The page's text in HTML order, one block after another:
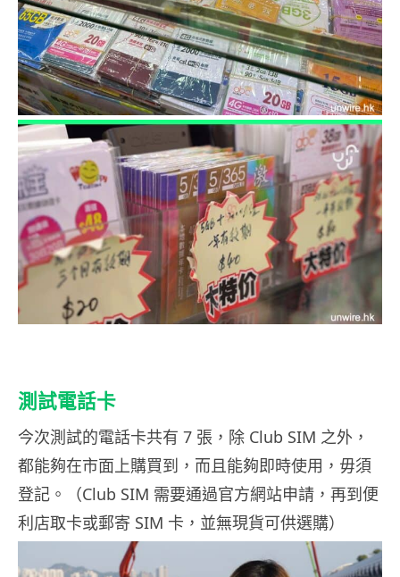
測試電話卡
今次測試的電話卡共有 7 張，除 Club SIM 之外，
都能夠在市面上購買到，而且能夠即時使用，毋須
登記。（Club SIM 需要通過官方網站申請，再到便
利店取卡或郵寄 SIM 卡，並無現貨可供選購）